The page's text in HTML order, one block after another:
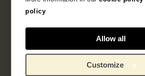
policy
Allow all
Customize
Opdrachtgever
Vollard, Ambroise